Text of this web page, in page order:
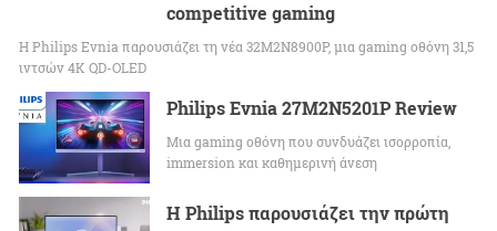
competitive gaming
Η Philips Evnia παρουσιάζει τη νέα 32M2N8900P, μια gaming οθόνη 31,5
ιντσών 4K QD-OLED
Philips Evnia 27M2N5201P Review
Μια gaming οθόνη που συνδυάζει ισορροπία,
immersion και καθημερινή άνεση
Η Philips παρουσιάζει την πρώτη